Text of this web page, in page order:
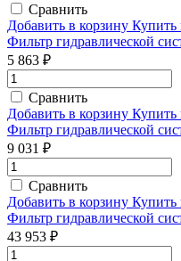
Сравнить
Добавить в корзину Купить
Фильтр гидравлической
5 863 ₽
Сравнить
Добавить в корзину Купить
Фильтр гидравлической
9 031 ₽
Сравнить
Добавить в корзину Купить
Фильтр гидравлической
43 953 ₽